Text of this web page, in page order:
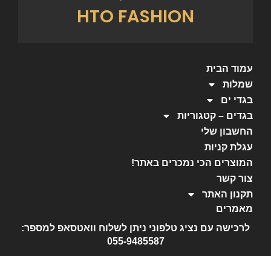
HTO FASHION
עמוד הבית
שמלות
בגדי ים
בגדים – קטגוריות
החשבון שלי
עגלת קניות
המוצרים הכי נמכרים באתר!
צור קשר
תקנון האתר
מאמרים
לרכישה עם נציג טלפוני ניתן לשלוח וואטסאפ למספר:
055-9485587